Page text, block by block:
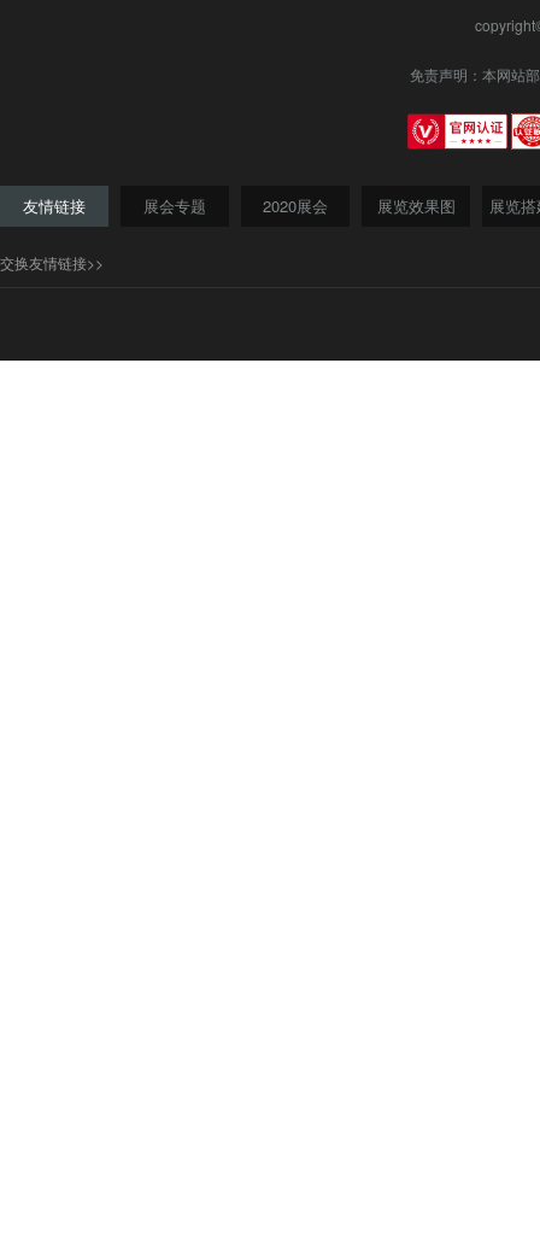
免责声明：本网站
友情链接 展会专题 2020展会 展览效果图 展览
交换友情链接>>